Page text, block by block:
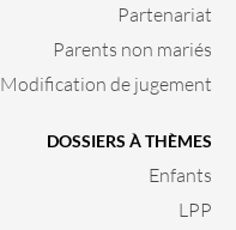
Partenariat
Parents non mariés
Modification de jugement
DOSSIERS À THÈMES
Enfants
LPP